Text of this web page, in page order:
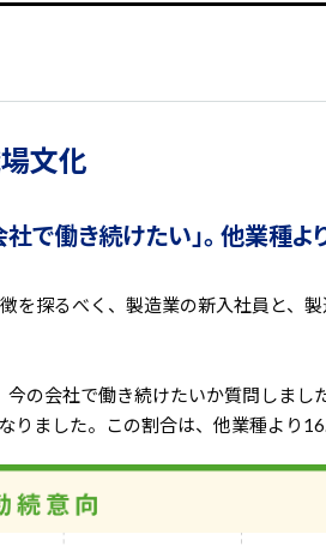
場文化
働き続けたい」。 他業種よ
を探るべく、製造業の新入社員と、
の会社で働き続けたいか質問しま
りました。この割合は、他業種より